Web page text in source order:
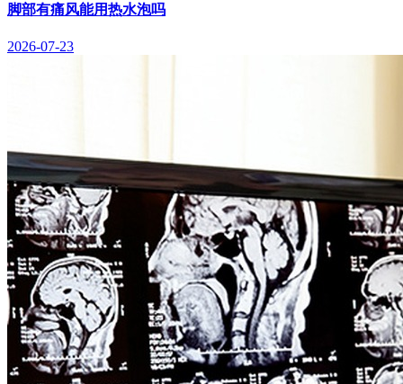
脚部有痛风能用热水泡吗
2026-07-23